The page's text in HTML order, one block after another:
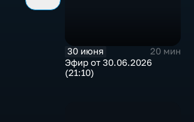
30 июня
20 мин
Эфир от 30.06.2026
(21:10)